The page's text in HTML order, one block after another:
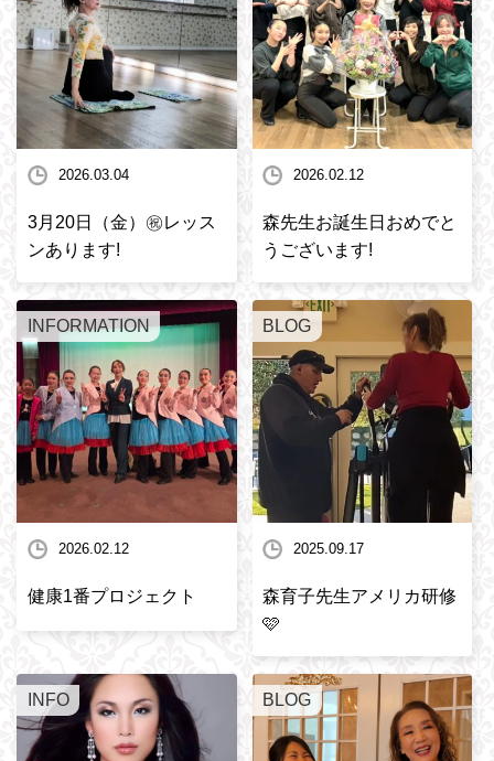
2026.03.04
3月20日（金）㊗️レッス
ンあります!
2026.02.12
森先生お誕生日おめでと
うございます!
INFORMATION
2026.02.12
健康1番プロジェクト
BLOG
2025.09.17
森育子先生アメリカ研修
🩷
INFO BLOG